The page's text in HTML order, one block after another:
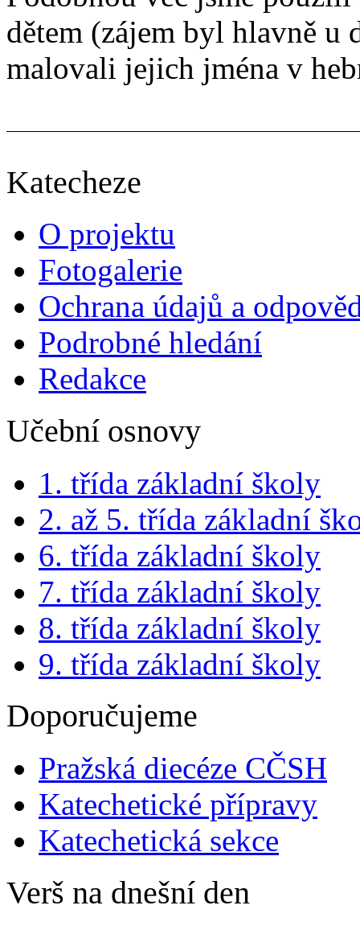
dětem (zájem byl hlavně
malovali jejich jména v
Katecheze
O projektu
Fotogalerie
Ochrana údajů a
Podrobné hledání
Redakce
Učební osnovy
1. třída základní školy
2. až 5. třída základní
6. třída základní školy
7. třída základní školy
8. třída základní školy
9. třída základní školy
Doporučujeme
Pražská diecéze CČSH
Katechetické přípravy
Katechetická sekce
Verš na dnešní den